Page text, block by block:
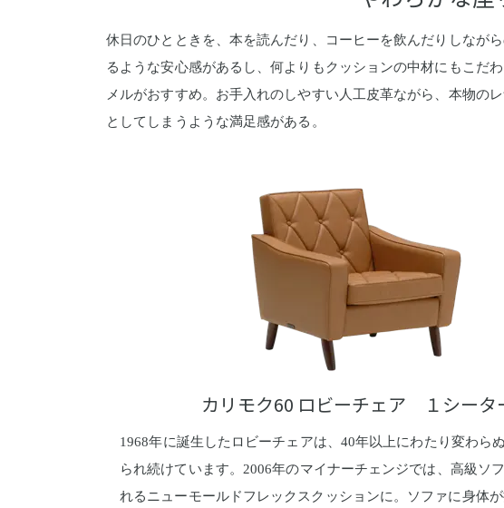
休日のひとときを、本を読んだり、コーヒーを飲んだりしなが
るような安心感があるし、何よりもクッションの中材にもこだ
メルがおすすめ。お手入れのしやすい人工皮革ながら、本物の
としてしまうような満足感がある。
カリモク60 ロビーチェア １シータ
1968年に誕生したロビーチェアは、40年以上にわたり変わら
られ続けています。2006年のマイナーチェンジでは、高級ソ
れるニューモールドフレックスクッションに。ソファに身体